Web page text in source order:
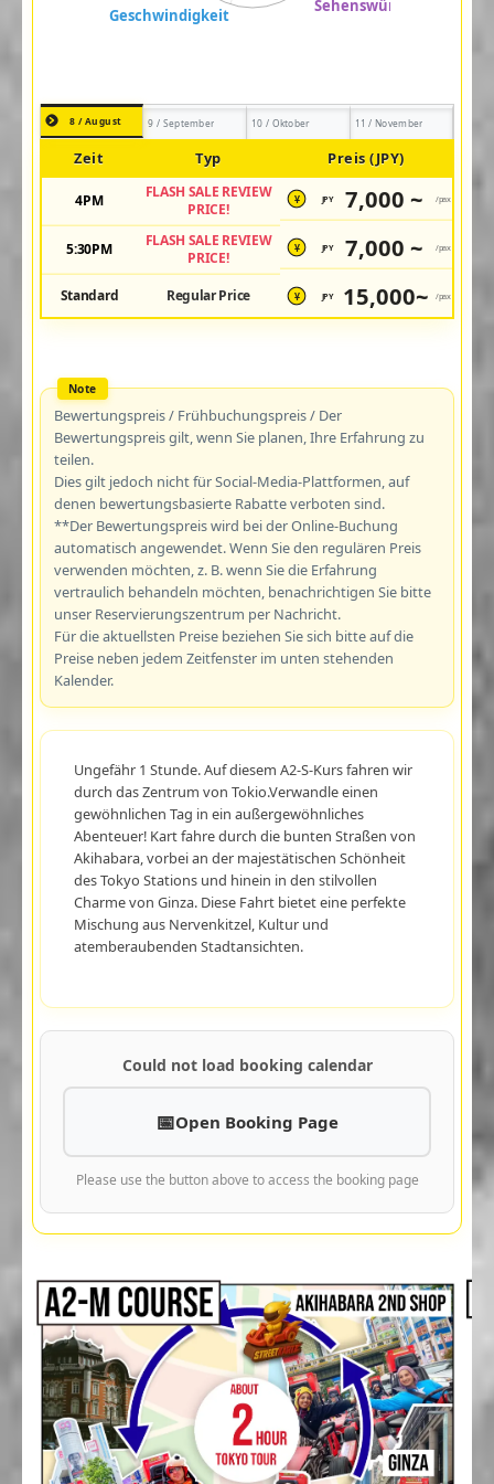
8 / August 9 / September 10 / Oktober 11 / November
Zeit Typ Preis (JPY)
4PM
FLASH SALE REVIEW
PRICE!
¥ JPY 7,000 ~ /pax
5:30PM
FLASH SALE REVIEW
PRICE!
¥ JPY 7,000 ~ /pax
Standard Regular Price ¥ JPY 15,000~ /pax
Bewertungspreis / Frühbuchungspreis / Der
Bewertungspreis gilt, wenn Sie planen, Ihre Erfahrung zu
teilen.
Dies gilt jedoch nicht für Social-Media-Plattformen, auf
denen bewertungsbasierte Rabatte verboten sind.
**Der Bewertungspreis wird bei der Online-Buchung
automatisch angewendet. Wenn Sie den regulären Preis
verwenden möchten, z. B. wenn Sie die Erfahrung
vertraulich behandeln möchten, benachrichtigen Sie bitte
unser Reservierungszentrum per Nachricht.
Für die aktuellsten Preise beziehen Sie sich bitte auf die
Preise neben jedem Zeitfenster im unten stehenden
Kalender.
Ungefähr 1 Stunde. Auf diesem A2-S-Kurs fahren wir
durch das Zentrum von Tokio.Verwandle einen
gewöhnlichen Tag in ein außergewöhnliches
Abenteuer! Kart fahre durch die bunten Straßen von
Akihabara, vorbei an der majestätischen Schönheit
des Tokyo Stations und hinein in den stilvollen
Charme von Ginza. Diese Fahrt bietet eine perfekte
Mischung aus Nervenkitzel, Kultur und
atemberaubenden Stadtansichten.
Could not load booking calendar
Open Booking Page
Please use the button above to access the booking page